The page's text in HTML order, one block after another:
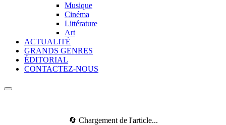
Musique
Cinéma
Littérature
Art
ACTUALITÉ
GRANDS GENRES
ÉDITORIAL
CONTACTEZ-NOUS
🔄 Chargement de l'article...